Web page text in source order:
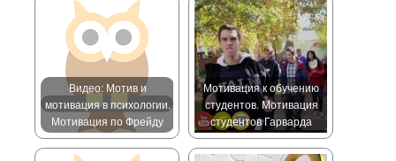
Видео: Мотив и
мотивация в психологии.
Мотивация по Фрейду
Мотивация к обучению
студентов. Мотивация
студентов Гарварда